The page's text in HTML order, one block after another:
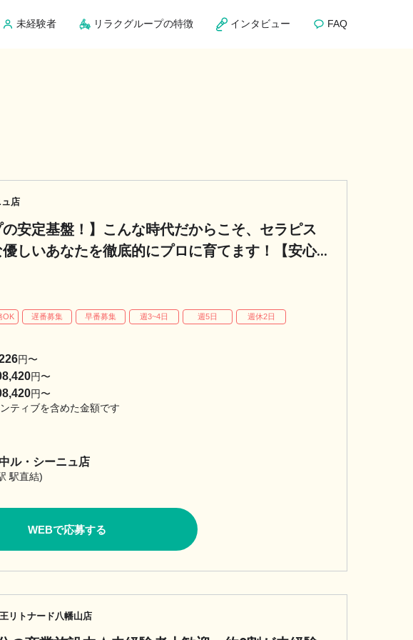
未経験者 リラクグループの特徴 インタビュー FAQ
店
の安定基盤！】こんな時代だからこそ、セラピス
優しいあなたを徹底的にプロに育てます！【安心
OK 遅番募集 早番募集 週3~4日 週5日 週休2日
円〜
円〜
円〜
ティブを含めた金額です
ル・シーニュ店
駅直結)
WEBで応募する
リトナード八幡山店